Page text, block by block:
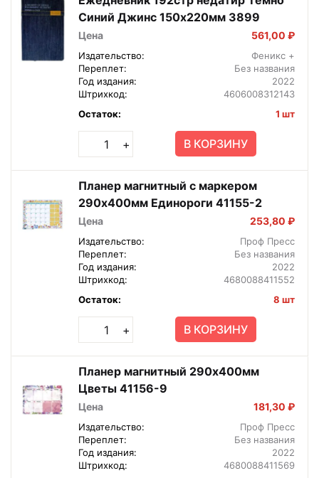
Синий Джинс 150х220мм 3899
Цена 561,00 ₽
Издательство:
Феникс +
Переплет:
Без названия
Год издания:
2022
Штрихкод:
4606008312143
Остаток:
1 шт
+ В КОРЗИНУ
Планер магнитный с маркером
290х400мм Единороги 41155-2
Цена 253,80 ₽
Издательство:
Проф Пресс
Переплет:
Без названия
Год издания:
2022
Штрихкод:
4680088411552
Остаток:
8 шт
+ В КОРЗИНУ
Планер магнитный 290х400мм
Цветы 41156-9
Цена 181,30 ₽
Издательство:
Проф Пресс
Переплет:
Без названия
Год издания:
2022
Штрихкод:
4680088411569